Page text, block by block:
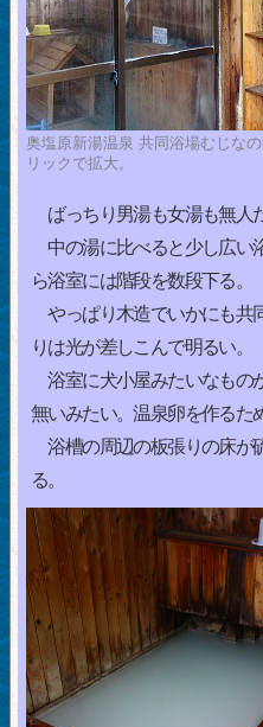
奥塩原新湯温泉 共同浴場むじな
リックで拡大。
ばっちり男湯も女湯も無人
中の湯に比べると少し広い
ら浴室には階段を数段下る。
やっぱり木造でいかにも共
りは光が差しこんで明るい。
浴室に犬小屋みたいなもの
無いみたい。温泉卵を作るた
浴槽の周辺の板張りの床が
る。